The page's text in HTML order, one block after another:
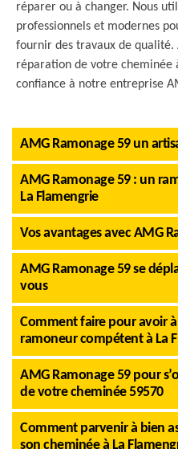
réparer ou à changer. Nous
professionnels et modernes
fournir des travaux de qualité.
réparation de votre cheminée
confiance à notre entreprise
AMG Ramonage 59 un
AMG Ramonage 59 : un
La Flamengrie
Vos avantages avec AMG
AMG Ramonage 59 se
vous
Comment faire pour avoir
ramoneur compétent à La
AMG Ramonage 59 pour
de votre cheminée 59570
Comment parvenir à bien
son cheminée à La